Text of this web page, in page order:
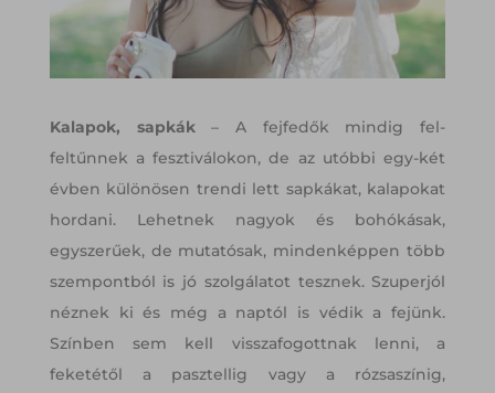
Kalapok, sapkák– A fejfedők mindig fel-
feltűnnek a fesztiválokon, de az utóbbi egy-két
évben különösen trendi lett sapkákat, kalapokat
hordani. Lehetnek nagyok és bohókásak,
egyszerűek, de mutatósak, mindenképpen több
szempontból is jó szolgálatot tesznek. Szuperjól
néznek ki és még a naptól is védik a fejünk.
Színben sem kell visszafogottnak lenni, a
feketétől a pasztellig vagy a rózsaszínig,